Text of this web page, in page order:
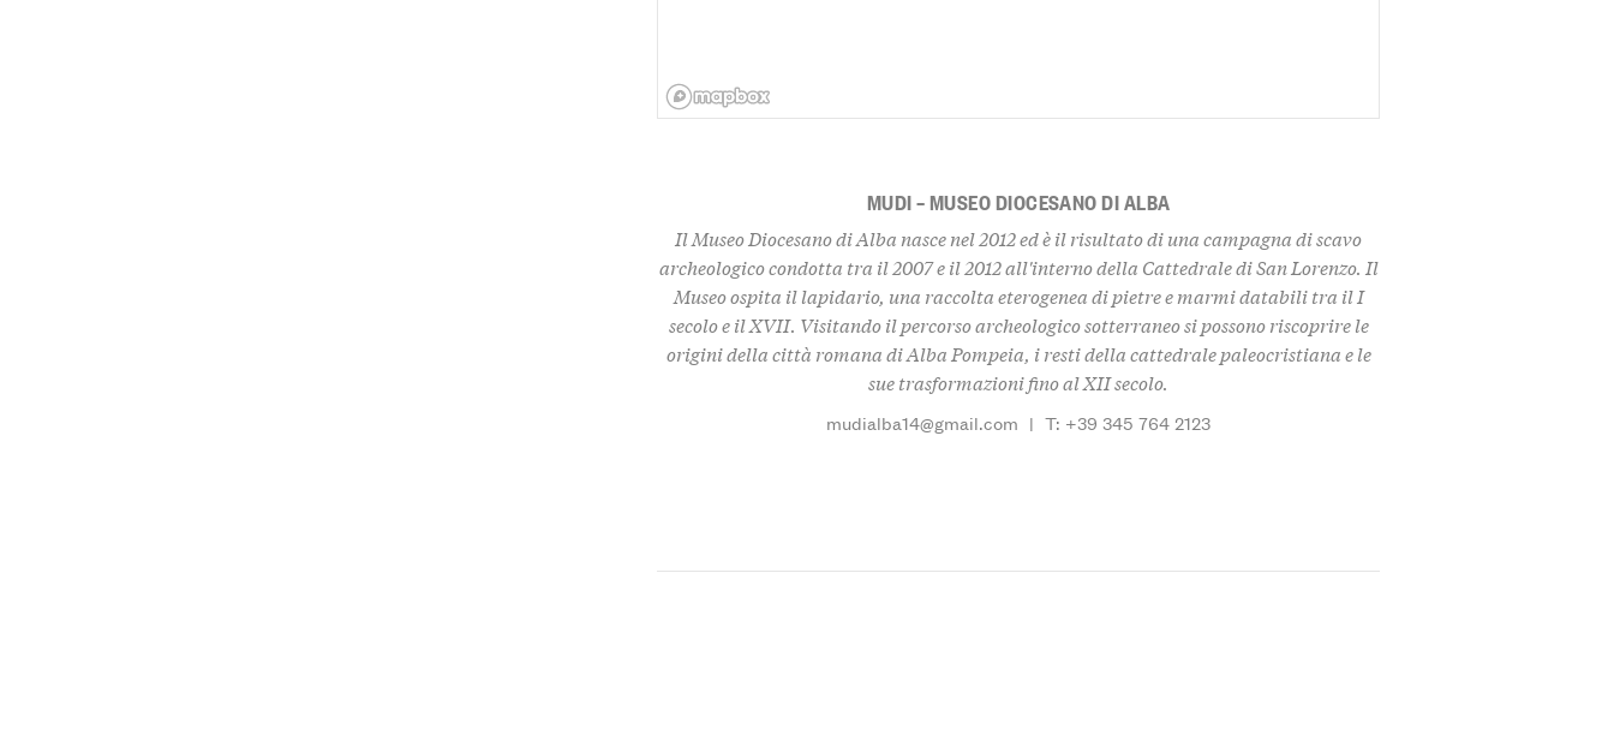
MUDI – MUSEO DIOCESANO DI ALBA
Il Museo Diocesano di Alba nasce nel 2012 ed è il risultato di una campagna di scavo
archeologico condotta tra il 2007 e il 2012 all'interno della Cattedrale di San Lorenzo. Il
Museo ospita il lapidario, una raccolta eterogenea di pietre e marmi databili tra il I
secolo e il XVII. Visitando il percorso archeologico sotterraneo si possono riscoprire le
origini della città romana di Alba Pompeia, i resti della cattedrale paleocristiana e le
sue trasformazioni fino al XII secolo.
mudialba14@gmail.com | T: +39 345 764 2123